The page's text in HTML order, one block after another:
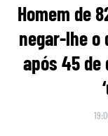
Homem de
negar-lhe o
após 45